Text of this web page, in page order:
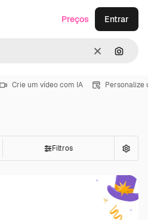
Limpar
Preços Entrar
Crie um vídeo com IA Personalize
Filtros